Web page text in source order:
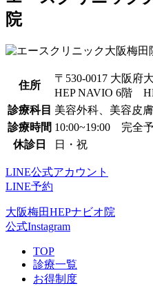
院
住所
〒530-0017 大阪府
HEP NAVIO 6階
診療科目 美容外科、美容皮
診療時間 10:00~19:00 完全
休診日
日・祝
LINE公式アカウント
LINE予約
大阪梅田HEPナビオ院
公式Instagram
TOP
診療一覧
お得制度